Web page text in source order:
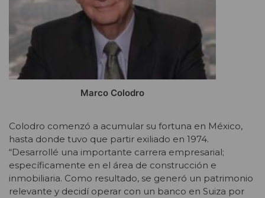
Marco Colodro
Colodro comenzó a acumular su fortuna en México,
hasta donde tuvo que partir exiliado en 1974.
“Desarrollé una importante carrera empresarial;
específicamente en el área de construcción e
inmobiliaria. Como resultado, se generó un patrimonio
relevante y decidí operar con un banco en Suiza por